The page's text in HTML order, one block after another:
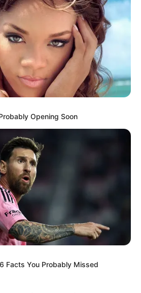
Opening Soon
Facts You Probably Missed